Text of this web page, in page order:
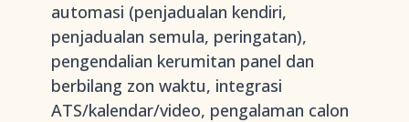
automasi (penjadualan kendiri,
penjadualan semula, peringatan),
pengendalian kerumitan panel dan
berbilang zon waktu, integrasi
ATS/kalendar/video, pengalaman calon